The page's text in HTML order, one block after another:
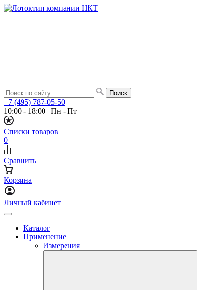
+7 (495) 787-05-50
10:00 - 18:00 | Пн - Пт
Списки товаров
0
Сравнить
Корзина
Личный кабинет
Каталог
Применение
Измерения